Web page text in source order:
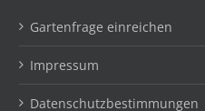
Gartenfrage einreichen
Impressum
Datenschutzbestimmungen